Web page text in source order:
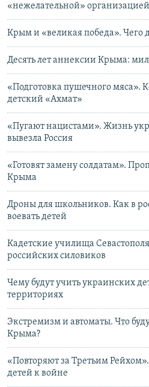
«нежелательной» организацией
Крым и «великая победа». Чего
Десять лет аннексии Крыма:
«Подготовка пушечного мяса».
детский «Ахмат»
«Пугают нацистами». Жизнь
вывезла Россия
«Готовят замену солдатам».
Крыма
Дроны для школьников. Как в
воевать детей
Кадетские училища
российских силовиков
Чему будут учить украинских
территориях
Экстремизм и автоматы. Что
Крыма?
«Повторяют за Третьим
детей к войне